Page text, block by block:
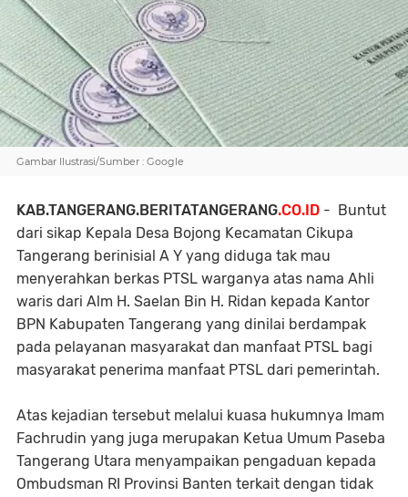
Gambar Ilustrasi/Sumber : Google
KAB.TANGERANG.BERITATANGERANG.CO.ID - Buntut
dari sikap Kepala Desa Bojong Kecamatan Cikupa
Tangerang berinisial A Y yang diduga tak mau
menyerahkan berkas PTSL warganya atas nama Ahli
waris dari Alm H. Saelan Bin H. Ridan kepada Kantor
BPN Kabupaten Tangerang yang dinilai berdampak
pada pelayanan masyarakat dan manfaat PTSL bagi
masyarakat penerima manfaat PTSL dari pemerintah.
Atas kejadian tersebut melalui kuasa hukumnya Imam
Fachrudin yang juga merupakan Ketua Umum Paseba
Tangerang Utara menyampaikan pengaduan kepada
Ombudsman RI Provinsi Banten terkait dengan tidak